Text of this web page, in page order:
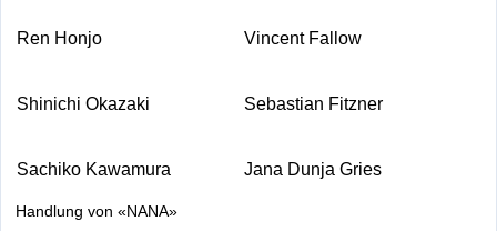
Ren Honjo Vincent Fallow
Shinichi Okazaki Sebastian Fitzner
Sachiko Kawamura Jana Dunja Gries
Handlung von «NANA»